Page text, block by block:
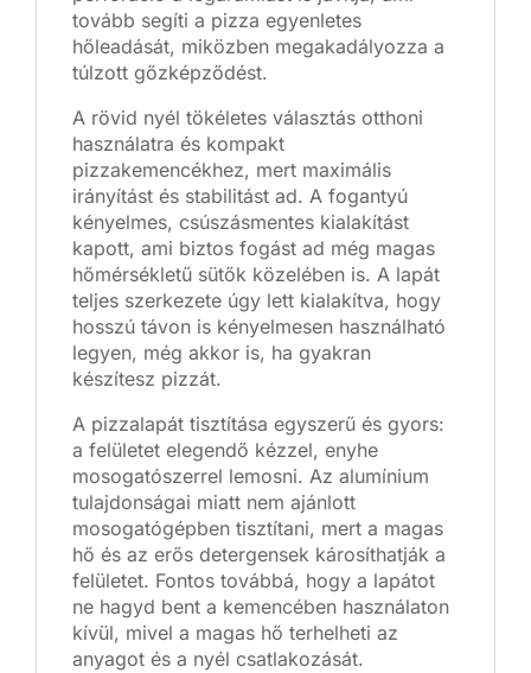
tovább segíti a pizza egyenletes
hőleadását, miközben megakadályozza a
túlzott gőzképződést.
A rövid nyél tökéletes választás otthoni
használatra és kompakt
pizzakemencékhez, mert maximális
irányítást és stabilitást ad. A fogantyú
kényelmes, csúszásmentes kialakítást
kapott, ami biztos fogást ad még magas
hőmérsékletű sütők közelében is. A lapát
teljes szerkezete úgy lett kialakítva, hogy
hosszú távon is kényelmesen használható
legyen, még akkor is, ha gyakran
készítesz pizzát.
A pizzalapát tisztítása egyszerű és gyors:
a felületet elegendő kézzel, enyhe
mosogatószerrel lemosni. Az alumínium
tulajdonságai miatt nem ajánlott
mosogatógépben tisztítani, mert a magas
hő és az erős detergensek károsíthatják a
felületet. Fontos továbbá, hogy a lapátot
ne hagyd bent a kemencében használaton
kívül, mivel a magas hő terhelheti az
anyagot és a nyél csatlakozását.